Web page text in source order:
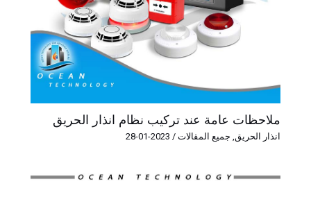
ملاحظات عامة عند تركيب نظام انذار الحريق
انذار الحريق, جميع المقالات /
2023-01-28